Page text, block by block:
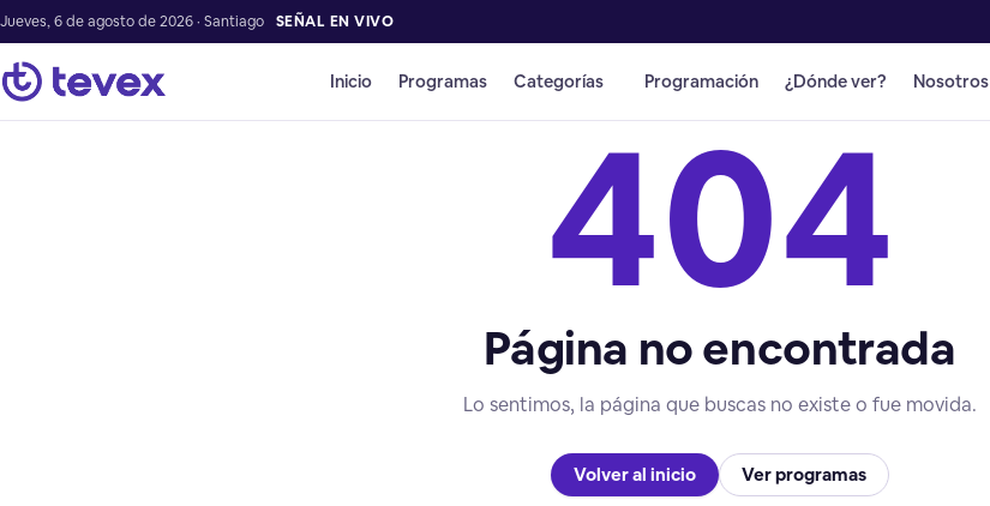
Jueves, 6 de agosto de 2026 · Santiago SEÑAL EN VIVO
Inicio Programas Categorías Programación ¿Dónde ver? Nosotros
404
Página no encontrada
Lo sentimos, la página que buscas no existe o fue movida.
Volver al inicio Ver programas